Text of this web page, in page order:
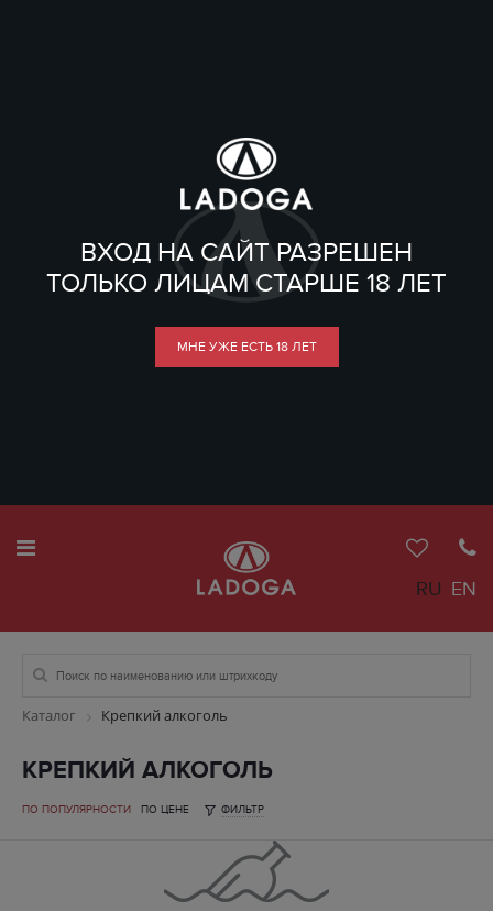
ВХОД НА САЙТ РАЗРЕШЕН
ТОЛЬКО ЛИЦАМ СТАРШЕ 18 ЛЕТ
МНЕ УЖЕ ЕСТЬ 18 ЛЕТ
RU EN
Каталог Крепкий алкоголь
КРЕПКИЙ АЛКОГОЛЬ
ПО ПОПУЛЯРНОСТИ ПО ЦЕНЕ ФИЛЬТР